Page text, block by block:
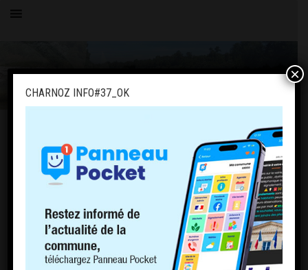
OK
PLU
Politique de cookies (EU)
ACCUEIL
LE VILLAGE
CHARNOZ INFO#37_OK
×